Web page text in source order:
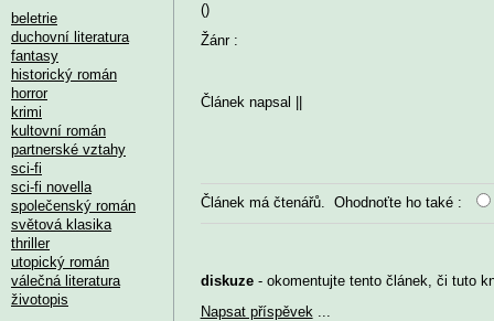
()
Žánr :
Článek napsal
Článek má čtenářů. Ohodnoťte ho také :
diskuze- okomentujte tento článek, či tuto
Napsat příspěvek
beletrie
duchovní literatura
fantasy
historický román
horror
krimi
kultovní román
partnerské vztahy
sci-fi
sci-fi novella
společenský román
světová klasika
thriller
utopický román
válečná literatura
životopis